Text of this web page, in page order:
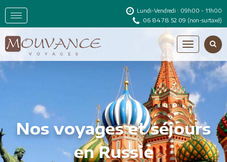
Lundi-Vendredi : 09h00 - 11h00
06 84 78 52 09 (non-surtaxé)
Nos voyages et séjours
en Russie